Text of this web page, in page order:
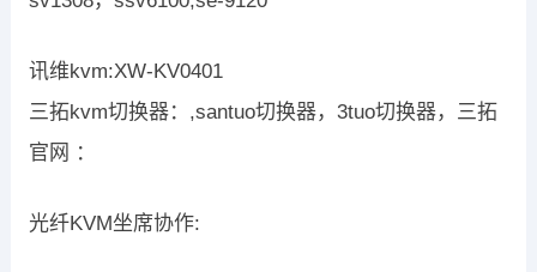
讯维kvm:XW-KV0401
三拓kvm切换器：,santuo切换器，3tuo切换器，三拓
官网 ：
光纤KVM坐席协作: